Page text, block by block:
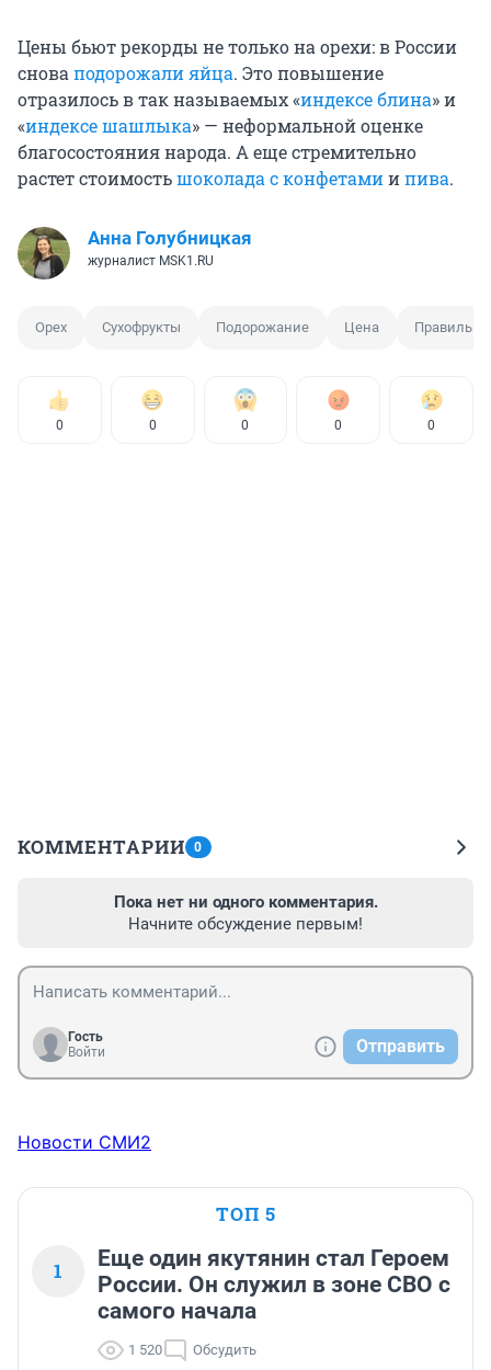
Цены бьют рекорды не только на орехи: в России
сноваподорожали яйца. Это повышение
отразилось в так называемых «индексе блина» и
«индексе шашлыка» — неформальной оценке
благосостояния народа. А еще стремительно
растет стоимостьшоколада с конфетамиипива.
Анна Голубницкая
журналист MSK1.RU
Орех Сухофрукты Подорожание Цена
0 0 0 0 0
КОММЕНТАРИИ 0
Пока нет ни одного комментария.
Начните обсуждение первым!
Гость
Войти
Отправить
Новости СМИ2
ТОП 5
1
Еще один якутянин стал Героем
России. Он служил в зоне СВО с
самого начала
1 520 Обсудить